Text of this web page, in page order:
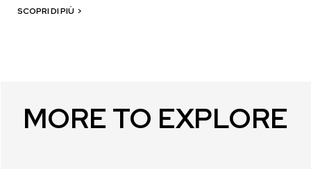
SCOPRI DI PIÙ >
MORE TO EXPLORE